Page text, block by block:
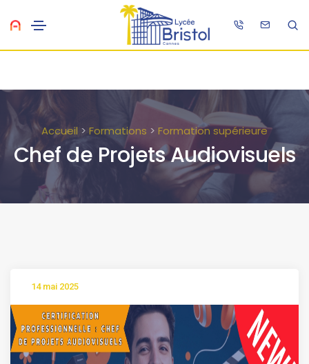
Accueil> Formations > Formation supérieure
Chef de Projets Audiovisuels
14 mai 2025